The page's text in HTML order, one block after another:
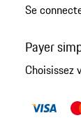
Se
Payer
Choisissez